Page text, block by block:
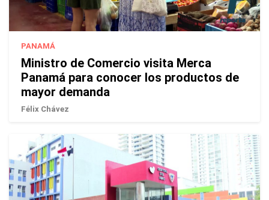
PANAMÁ
Ministro de Comercio visita Merca
Panamá para conocer los productos de
mayor demanda
Félix Chávez